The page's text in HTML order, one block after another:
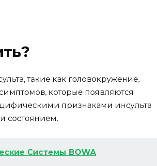
такие как головокружение,
которые появляются
признаками инсульта
состоянием.
Системы BOWA